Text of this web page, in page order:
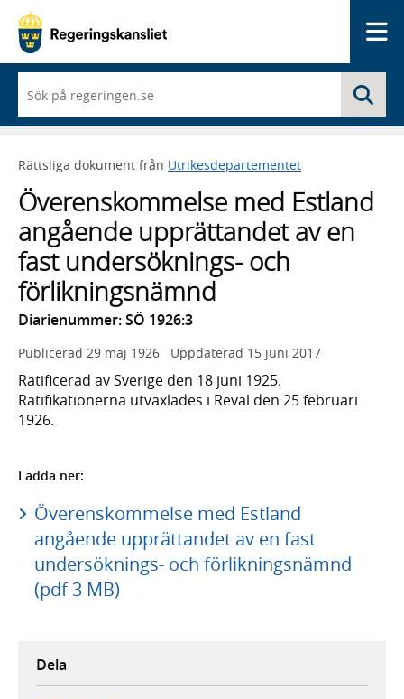
du
börjar
skriva
framträder
lista
med
sökförslag
Rättsliga dokument från Utrikesdepartementet
Överenskommelse med Estland
angående upprättandet av en
fast undersöknings- och
förlikningsnämnd
Diarienummer: SÖ 1926:3
Publicerad 29 maj 1926 Uppdaterad 15 juni 2017
Ratificerad av Sverige den 18 juni 1925.
Ratifikationerna utväxlades i Reval den 25 februari
1926.
Ladda ner:
Överenskommelse med Estland
angående upprättandet av en fast
undersöknings- och förlikningsnämnd
(pdf 3 MB)
Dela